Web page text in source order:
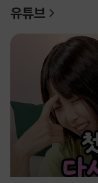
유튜브